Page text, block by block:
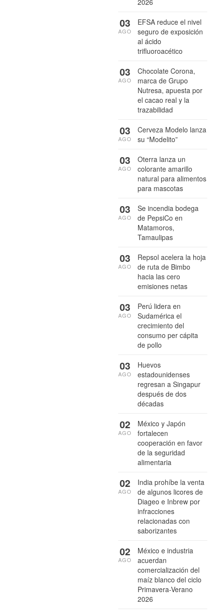
2026
EFSA reduce el nivel
seguro de exposición
al ácido
trifluoroacético
03
AGO
Chocolate Corona,
marca de Grupo
Nutresa, apuesta por
el cacao real y la
trazabilidad
03
AGO
Cerveza Modelo lanza
su “Modelito”
03
AGO
Oterra lanza un
colorante amarillo
natural para alimentos
para mascotas
03
AGO
Se incendia bodega
de PepsiCo en
Matamoros,
Tamaulipas
03
AGO
Repsol acelera la hoja
de ruta de Bimbo
hacia las cero
emisiones netas
03
AGO
Perú lidera en
Sudamérica el
crecimiento del
consumo per cápita
de pollo
03
AGO
Huevos
estadounidenses
regresan a Singapur
después de dos
décadas
03
AGO
México y Japón
fortalecen
cooperación en favor
de la seguridad
alimentaria
02
AGO
India prohíbe la venta
de algunos licores de
Diageo e Inbrew por
infracciones
relacionadas con
saborizantes
02
AGO
México e industria
acuerdan
comercialización del
maíz blanco del ciclo
Primavera-Verano
2026
02
AGO